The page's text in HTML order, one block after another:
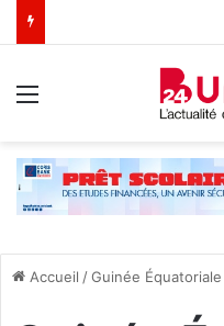
Accueil /Guinée Équatoriale